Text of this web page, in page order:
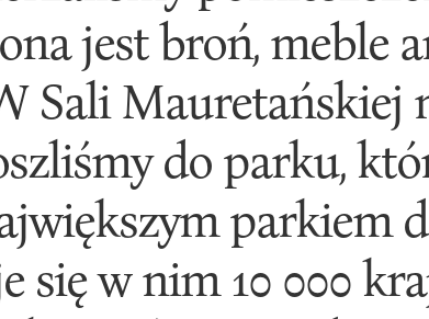
jest broń, meble
Sali Mauretańskiej
do parku,
parkiem
się w nim 10 000